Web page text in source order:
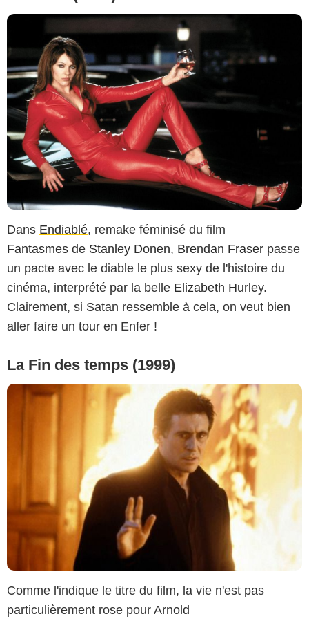
Dans Endiablé, remake féminisé du film
Fantasmes de Stanley Donen, Brendan Fraser passe
un pacte avec le diable le plus sexy de l'histoire du
cinéma, interprété par la belle Elizabeth Hurley.
Clairement, si Satan ressemble à cela, on veut bien
aller faire un tour en Enfer !
La Fin des temps (1999)
Comme l'indique le titre du film, la vie n'est pas
particulièrement rose pour Arnold